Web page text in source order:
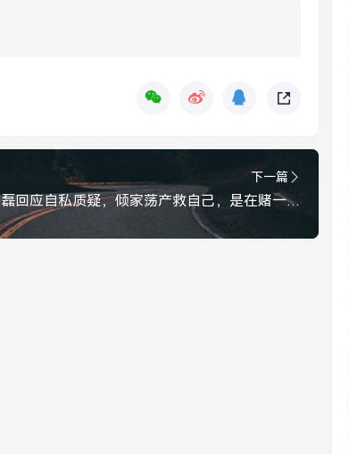
下一篇
蔡磊回应自私质疑，倾家荡产救自己，是在赌一个全人类的未来，蔡磊回应自私质疑，倾家荡产救自己，是在赌全人类未来